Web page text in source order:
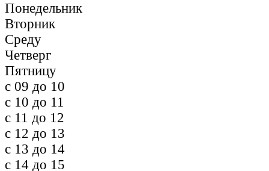
Понедельник
Вторник
Среду
Четверг
Пятницу
c 09 до 10
c 10 до 11
c 11 до 12
c 12 до 13
c 13 до 14
c 14 до 15